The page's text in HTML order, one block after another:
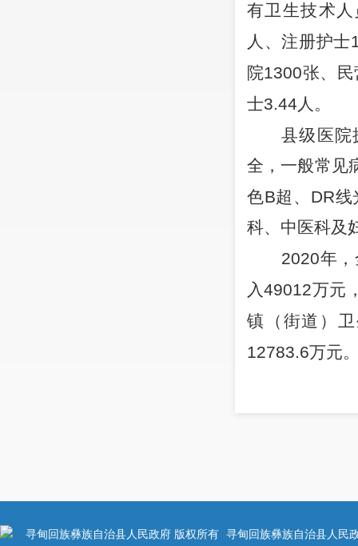
有卫生技术人
人、注册护士
院1300张、
士3.44人。
县级医院
全，一般常见
色B超、 DR线
科、中医科及
2020年
入49012万元
镇（街道）
12783.6万元
寻甸回族彝族自治县人民政府 版权所有 寻甸回族彝族自治县人民